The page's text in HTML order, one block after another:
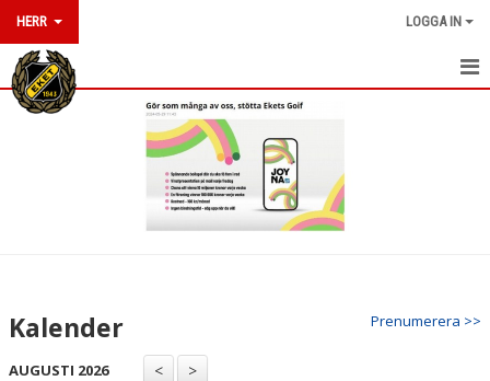
HERR LOGGA IN
HEM
Prenumerera >>
Kalender
AUGUSTI 2026